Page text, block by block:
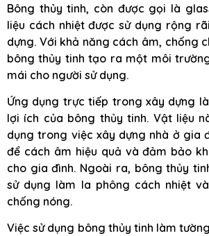
Bông thủy tinh, còn được gọi là
liệu cách nhiệt được sử dụng rộng
dựng. Với khả năng cách âm, chống
bông thủy tinh tạo ra một môi
mái cho người sử dụng.
Ứng dụng trực tiếp trong xây dựng
lợi ích của bông thủy tinh. Vật liệu
dụng trong việc xây dựng nhà ở gia
để cách âm hiệu quả và đảm bảo
cho gia đình. Ngoài ra, bông thủy
sử dụng làm la phông cách nhiệt
chống nóng.
Việc sử dụng bông thủy tinh làm